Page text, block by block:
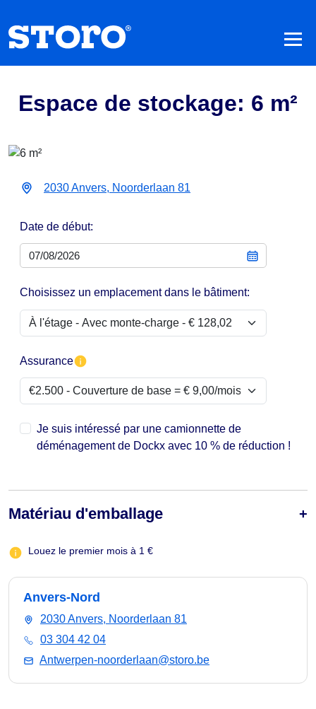
Espace de stockage: 6 m²
2030 Anvers, Noorderlaan 81
Date de début:
Choisissez un emplacement dans le bâtiment:
Assurance
Je suis intéressé par une camionnette de
déménagement de Dockx avec 10 % de réduction !
Matériau d'emballage
Louez le premier mois à 1 €
Anvers-Nord
2030 Anvers, Noorderlaan 81
03 304 42 04
Antwerpen-noorderlaan@storo.be